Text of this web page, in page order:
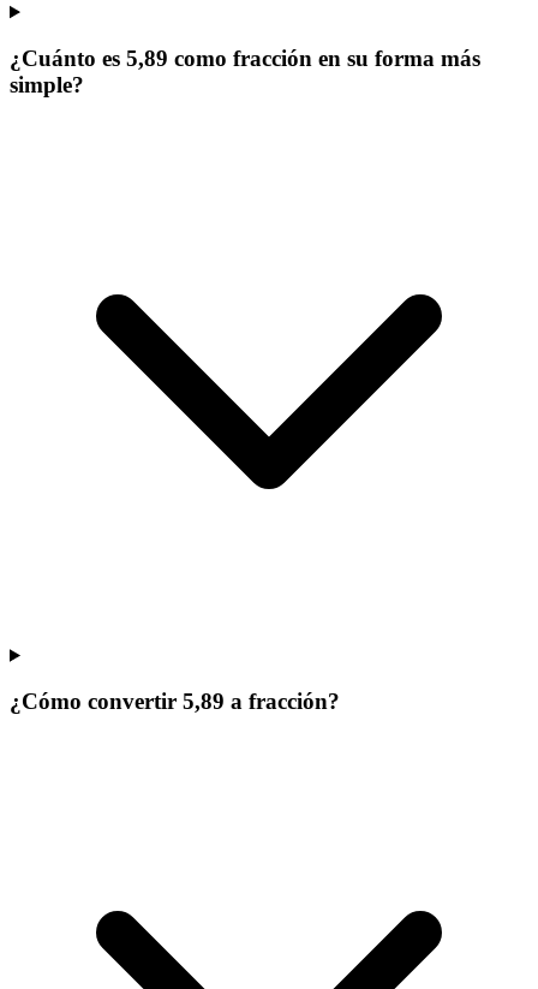
¿Cuánto es 5,89 como fracción en su forma más
simple?
¿Cómo convertir 5,89 a fracción?